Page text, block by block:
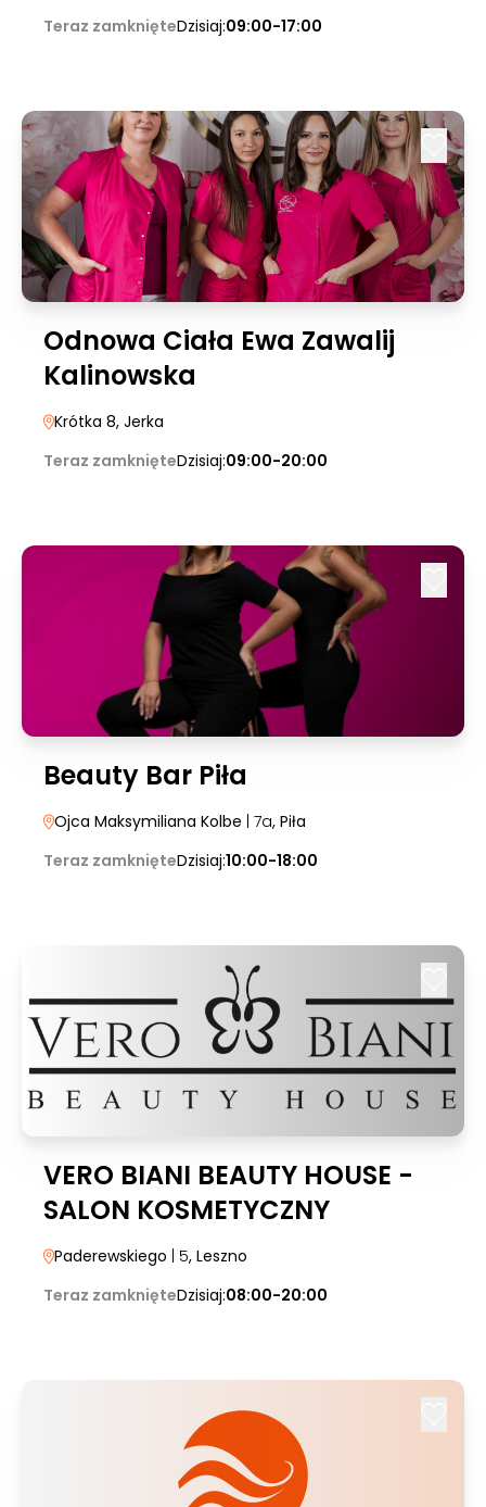
Teraz zamknięteDzisiaj:09:00-17:00
Odnowa Ciała Ewa Zawalij
Kalinowska
Krótka 8, Jerka
Teraz zamknięteDzisiaj:09:00-20:00
Beauty Bar Piła
Ojca Maksymiliana Kolbe | 7a, Piła
Teraz zamknięteDzisiaj:10:00-18:00
VERO BIANI BEAUTY HOUSE -
SALON KOSMETYCZNY
Paderewskiego | 5, Leszno
Teraz zamknięteDzisiaj:08:00-20:00